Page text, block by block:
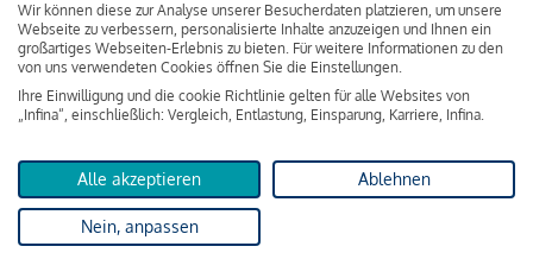
Kreditvermittler
INFINA Credit
Broker GmbH
von 237.000 Euro ausgezahlt, um die Wohnung zu kaufen.
Darüber hinaus fallen aber noch einige Gebühren an (z. B. die
Grundbucheintragungsgebühr), sodass die Bank den
Wir können diese zur Analyse unserer Besucherdaten platzieren, um unsere
Webseite zu verbessern, personalisierte Inhalte anzuzeigen und Ihnen ein
großartiges Webseiten-Erlebnis zu bieten. Für weitere Informationen zu den
von uns verwendeten Cookies öffnen Sie die Einstellungen.
Ihre Einwilligung und die cookie Richtlinie gelten für alle Websites von
„Infina“, einschließlich: Vergleich, Entlastung, Einsparung, Karriere, Infina.
Alle akzeptieren Ablehnen
Nein, anpassen